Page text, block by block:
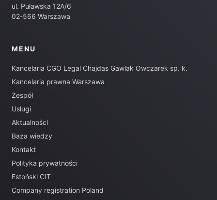
ul. Puławska 12A/6
02-566 Warszawa
MENU
Kancelaria CGO Legal Chajdas Gawlak Owczarek sp. k.
Kancelaria prawna Warszawa
Zespół
Usługi
Aktualności
Baza wiedzy
Kontakt
Polityka prywatności
Estoński CIT
Company registration Poland